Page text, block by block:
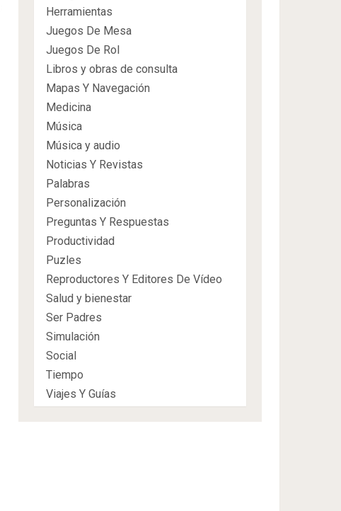
Herramientas
Juegos De Mesa
Juegos De Rol
Libros y obras de consulta
Mapas Y Navegación
Medicina
Música
Música y audio
Noticias Y Revistas
Palabras
Personalización
Preguntas Y Respuestas
Productividad
Puzles
Reproductores Y Editores De Vídeo
Salud y bienestar
Ser Padres
Simulación
Social
Tiempo
Viajes Y Guías